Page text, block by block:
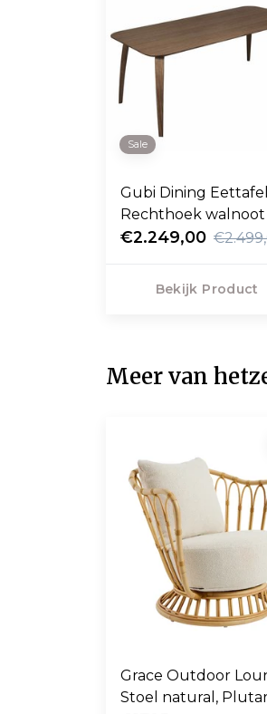
Sale
Gubi Dining Eettafel
Rechthoek walnoot
€2.249,00
Bekijk Product
Meer van
Grace Outdoor
Stoel natural,